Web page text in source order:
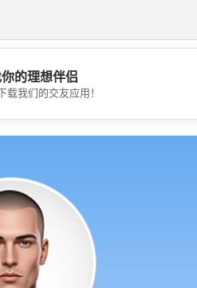
💖
的理想伴侣
载我们的交友应用！